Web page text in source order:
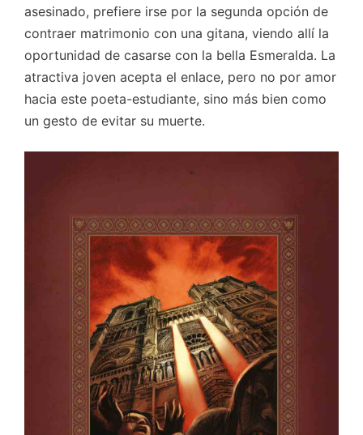
asesinado, prefiere irse por la segunda opción de
contraer matrimonio con una gitana, viendo allí la
oportunidad de casarse con la bella Esmeralda. La
atractiva joven acepta el enlace, pero no por amor
hacia este poeta-estudiante, sino más bien como
un gesto de evitar su muerte.